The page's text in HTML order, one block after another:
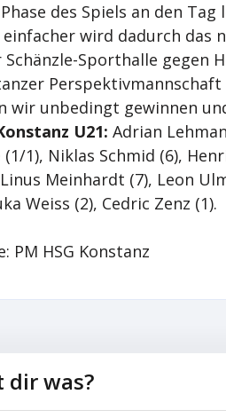
des Spiels an den
wird dadurch das
Schänzle-Sporthalle gegen
Perspektivmannschaft
wir unbedingt gewinnen
U21: Adrian
(1/1), Niklas Schmid (6),
Meinhardt (7), Leon
Weiss (2), Cedric Zenz (1).
PM HSG Konstanz
dir was?